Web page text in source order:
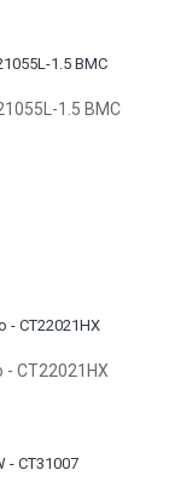
1.5 BMC
- CT22021HX